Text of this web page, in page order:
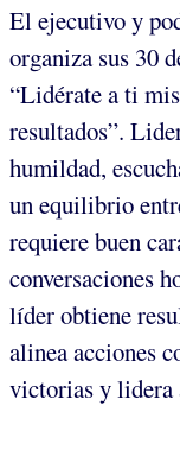
El ejecutivo y
organiza sus 30
“Lidérate a ti
resultados”.
humildad,
un equilibrio
requiere buen
conversaciones
líder obtiene
alinea acciones
victorias y lidera